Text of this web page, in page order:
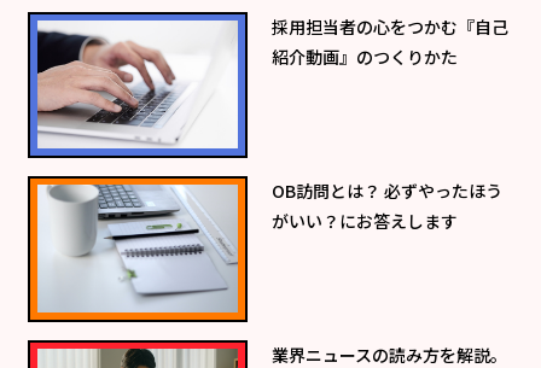
採用担当者の心をつかむ『自己
紹介動画』のつくりかた
OB訪問とは？ 必ずやったほう
がいい？にお答えします
業界ニュースの読み方を解説。